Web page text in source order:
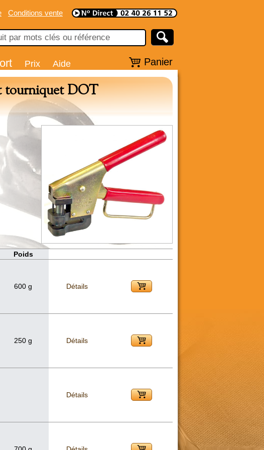
Conditions vente
Prix Aide Panier
tourniquet DOT
Poids
600 g Détails
250 g Détails
Détails